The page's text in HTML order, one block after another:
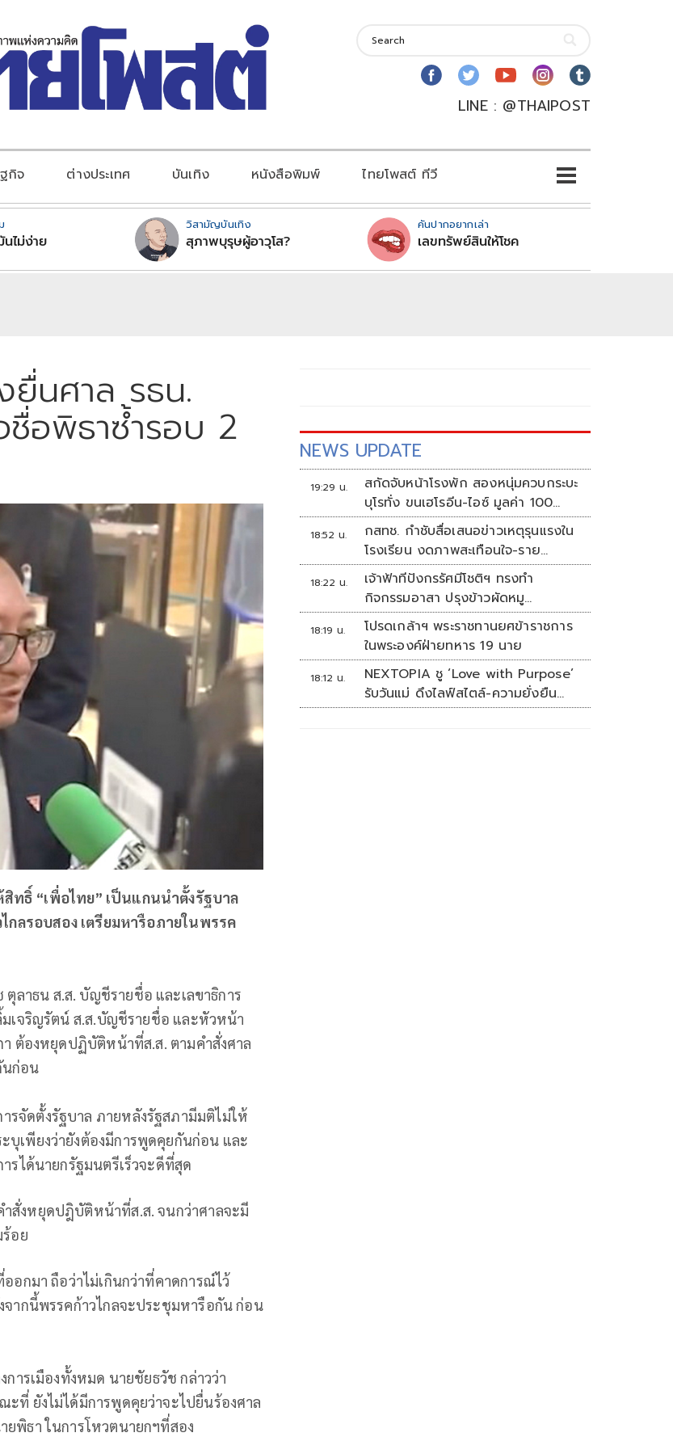
LINE : @THAIPOST
กิจ ต่างประเทศ บันเทิง หนังสือพิมพ์ ไทยโพสต์ ทีวี
ไม่ง่าย
วิสามัญบันเทิง
สุภาพบุรุษผู้อาวุโส?
คันปากอยากเล่า
เลขทรัพย์สินให้โชค
ยื่นศาล รธน.
ชื่อพิธาซ้ำรอบ 2
สิทธิ์ “เพื่อไทย” เป็นแกนนำตั้งรัฐบาล
กลรอบสอง เตรียมหารือภายในพรรค
ตุลาธน ส.ส. บัญชีรายชื่อ และเลขาธิการ
เจริญรัตน์ ส.ส.บัญชีรายชื่อ และหัวหน้า
ต้องหยุดปฏิบัติหน้าที่ส.ส. ตามคำสั่งศาล
นก่อน
จัดตั้งรัฐบาล ภายหลังรัฐสภามีมติไม่ให้
เพียงว่ายังต้องมีการพูดคุยกันก่อน และ
รได้นายกรัฐมนตรีเร็วจะดีที่สุด
ำสั่งหยุดปฎิบัติหน้าที่ส.ส. จนกว่าศาลจะมี
อย
อกมา ถือว่าไม่เกินกว่าที่คาดการณ์ไว้
จากนี้พรรคก้าวไกลจะประชุมหารือกัน ก่อน
ารเมืองทั้งหมด นายชัยธวัช กล่าวว่า
ที่ ยังไม่ได้มีการพูดคุยว่าจะไปยื่นร้องศาล
พิธา ในการโหวตนายกฯที่สอง
NEWS UPDATE
19:29 น.
สกัดจับหน้าโรงพัก สองหนุ่มควบกระบะ
บุโรทั่ง ขนเฮโรอีน-ไอซ์ มูลค่า 100
ล้าน
18:52 น.
กสทช. กำชับสื่อเสนอข่าวเหตุรุนแรงใน
โรงเรียน งดภาพสะเทือนใจ-ราย
ละเอียดเสี่ยงเลียนแบบ
18:22 น.
เจ้าฟ้าทีปังกรรัศมีโชติฯ ทรงทำ
กิจกรรมอาสา ปรุงข้าวผัดหมู
พระราชทานประชาชน
18:19 น.
โปรดเกล้าฯ พระราชทานยศข้าราชการ
ในพระองค์ฝ่ายทหาร 19 นาย
18:12 น.
NEXTOPIA ชู ‘Love with Purpose’
รับวันแม่ ดึงไลฟ์สไตล์-ความยั่งยืน
สร้างประสบการณ์ช้อปปิงมีความหมาย